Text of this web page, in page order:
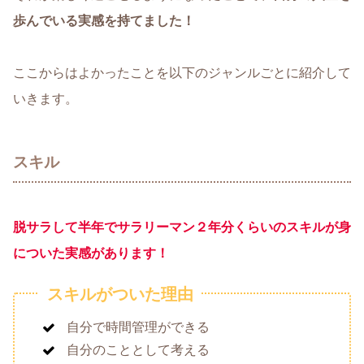
歩んでいる実感を持てました！
ここからはよかったことを以下のジャンルごとに紹介して
いきます。
スキル
脱サラして半年でサラリーマン２年分くらいのスキルが身
についた実感があります！
スキルがついた理由
自分で時間管理ができる
自分のこととして考える